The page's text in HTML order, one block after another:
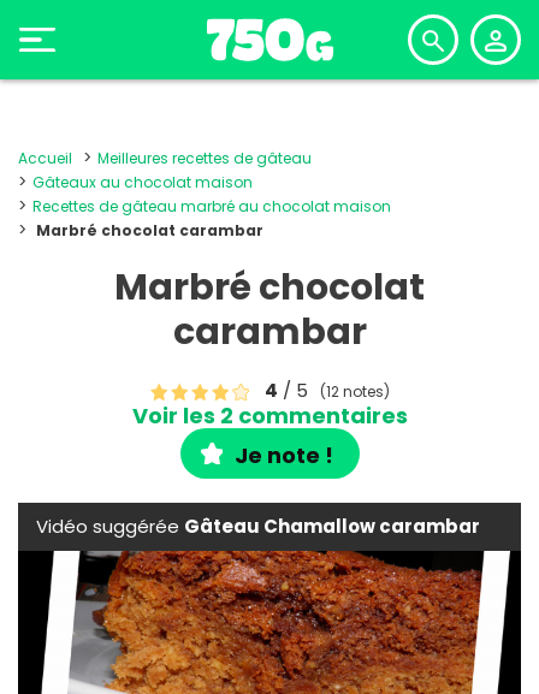
Accueil
Meilleures recettes de gâteau
Gâteaux au chocolat maison
Recettes de gâteau marbré au chocolat maison
Marbré chocolat carambar
Marbré chocolat
carambar
4 / 5 (12 notes)
Voir les 2 commentaires
Je note !
Vidéo suggérée Gâteau Chamallow carambar